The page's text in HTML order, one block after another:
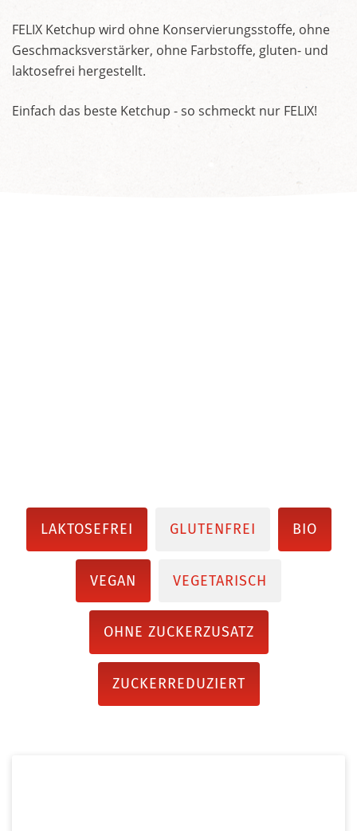
FELIX Ketchup wird ohne Konservierungsstoffe, ohne
Geschmacksverstärker, ohne Farbstoffe, gluten- und
laktosefrei hergestellt.
Einfach das beste Ketchup - so schmeckt nur FELIX!
LAKTOSEFREI GLUTENFREI BIO
VEGAN VEGETARISCH
OHNE ZUCKERZUSATZ
ZUCKERREDUZIERT